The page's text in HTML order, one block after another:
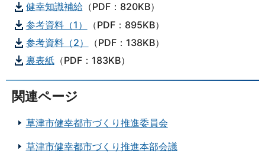
健幸知識補給（PDF：820KB）
参考資料（1）
（PDF：895KB）
参考資料（2）
（PDF：138KB）
裏表紙（PDF：183KB）
関連ページ
草津市健幸都市づくり推進委員会
草津市健幸都市づくり推進本部会議